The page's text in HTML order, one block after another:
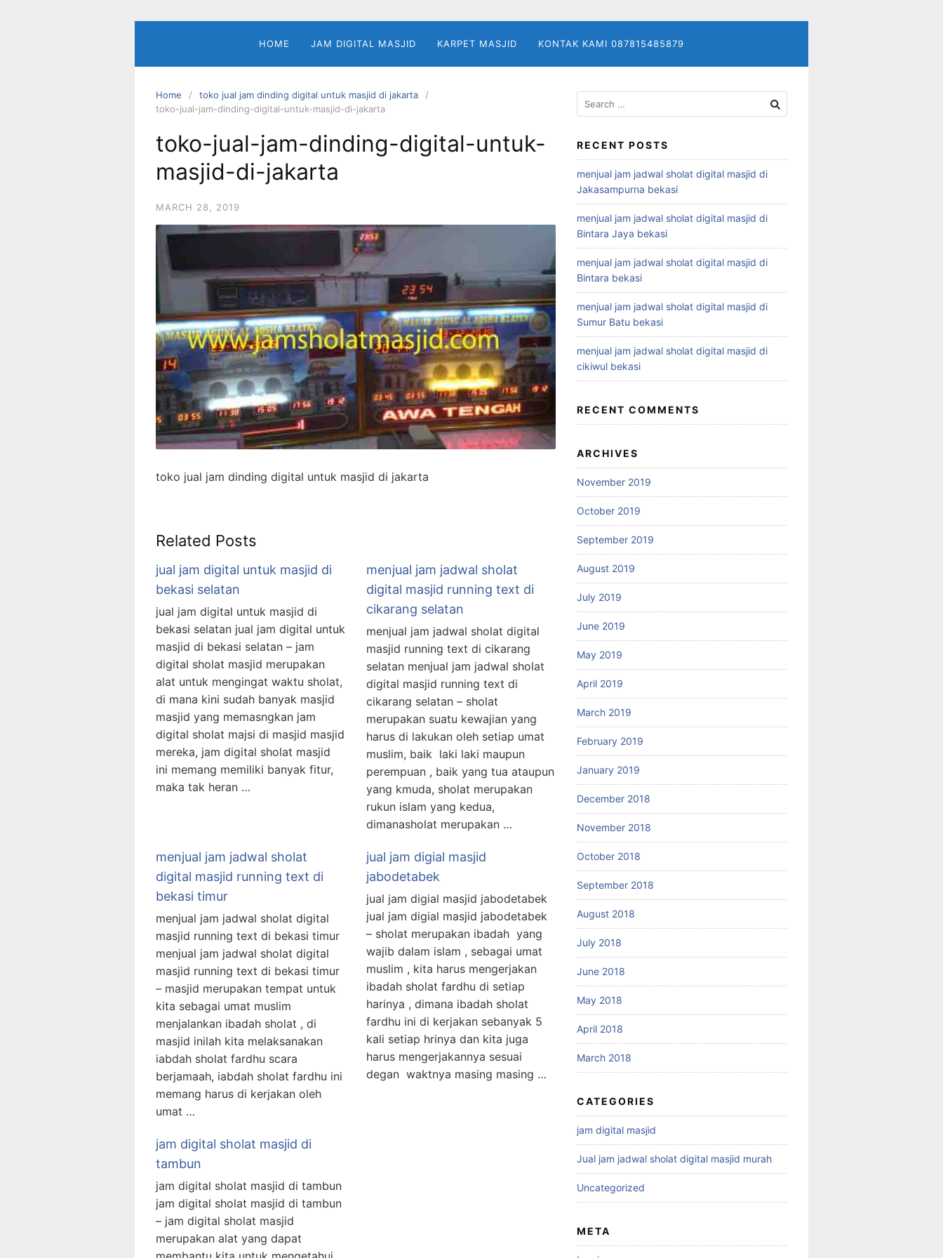
HOME JAM DIGITAL MASJID KARPET MASJID KONTAK KAMI 087815485879
Home
toko jual jam dinding digital untuk masjid di jakarta
toko-jual-jam-dinding-digital-untuk-masjid-di-jakarta
toko-jual-jam-dinding-digital-untuk-
masjid-di-jakarta
MARCH 28, 2019
toko jual jam dinding digital untuk masjid di jakarta
Related Posts
jual jam digital untuk masjid di
bekasi selatan
jual jam digital untuk masjid di
bekasi selatan jual jam digital untuk
masjid di bekasi selatan – jam
digital sholat masjid merupakan
alat untuk mengingat waktu sholat,
di mana kini sudah banyak masjid
masjid yang memasngkan jam
digital sholat majsi di masjid masjid
mereka, jam digital sholat masjid
ini memang memiliki banyak fitur,
maka tak heran …
menjual jam jadwal sholat
digital masjid running text di
cikarang selatan
menjual jam jadwal sholat digital
masjid running text di cikarang
selatan menjual jam jadwal sholat
digital masjid running text di
cikarang selatan – sholat
merupakan suatu kewajian yang
harus di lakukan oleh setiap umat
muslim, baik laki laki maupun
perempuan , baik yang tua ataupun
yang kmuda, sholat merupakan
rukun islam yang kedua,
dimanasholat merupakan …
menjual jam jadwal sholat
digital masjid running text di
bekasi timur
menjual jam jadwal sholat digital
masjid running text di bekasi timur
menjual jam jadwal sholat digital
masjid running text di bekasi timur
– masjid merupakan tempat untuk
kita sebagai umat muslim
menjalankan ibadah sholat , di
masjid inilah kita melaksanakan
iabdah sholat fardhu scara
berjamaah, iabdah sholat fardhu ini
memang harus di kerjakan oleh
umat …
jual jam digial masjid
jabodetabek
jual jam digial masjid jabodetabek
jual jam digial masjid jabodetabek
– sholat merupakan ibadah yang
wajib dalam islam , sebagai umat
muslim , kita harus mengerjakan
ibadah sholat fardhu di setiap
harinya , dimana ibadah sholat
fardhu ini di kerjakan sebanyak 5
kali setiap hrinya dan kita juga
harus mengerjakannya sesuai
degan waktnya masing masing …
jam digital sholat masjid di
tambun
jam digital sholat masjid di tambun
jam digital sholat masjid di tambun
– jam digital sholat masjid
merupakan alat yang dapat
Search
for:
RECENT POSTS
menjual jam jadwal sholat digital masjid di
Jakasampurna bekasi
menjual jam jadwal sholat digital masjid di
Bintara Jaya bekasi
menjual jam jadwal sholat digital masjid di
Bintara bekasi
menjual jam jadwal sholat digital masjid di
Sumur Batu bekasi
menjual jam jadwal sholat digital masjid di
cikiwul bekasi
RECENT COMMENTS
ARCHIVES
November 2019
October 2019
September 2019
August 2019
July 2019
June 2019
May 2019
April 2019
March 2019
February 2019
January 2019
December 2018
November 2018
October 2018
September 2018
August 2018
July 2018
June 2018
May 2018
April 2018
March 2018
CATEGORIES
jam digital masjid
Jual jam jadwal sholat digital masjid murah
Uncategorized
META